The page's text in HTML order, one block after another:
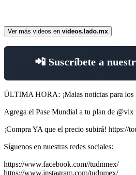
Ver más videos en videos.lado.mx
📲 Suscríbete a
ÚLTIMA HORA: ¡Malas noticias para los
Agrega el Pase Mundial a tu plan de
¡Compra YA que el precio subirá! https://
Síguenos en nuestras redes sociales:
https://www.facebook.com//tudnmex/
https://www.instagram.com/tudnmex/